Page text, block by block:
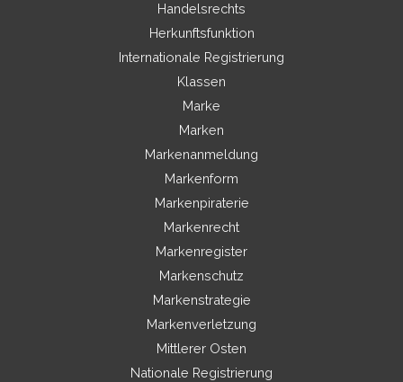
Handelsrechts
Herkunftsfunktion
Internationale Registrierung
Klassen
Marke
Marken
Markenanmeldung
Markenform
Markenpiraterie
Markenrecht
Markenregister
Markenschutz
Markenstrategie
Markenverletzung
Mittlerer Osten
Nationale Registrierung